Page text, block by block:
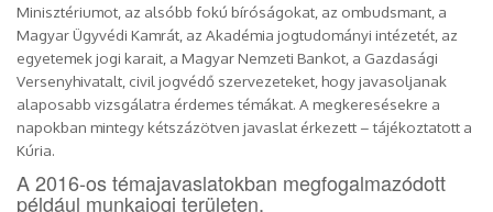
Minisztériumot, az alsóbb fokú bíróságokat, az ombudsmant, a
Magyar Ügyvédi Kamrát, az Akadémia jogtudományi intézetét, az
egyetemek jogi karait, a Magyar Nemzeti Bankot, a Gazdasági
Versenyhivatalt, civil jogvédő szervezeteket, hogy javasoljanak
alaposabb vizsgálatra érdemes témákat. A megkeresésekre a
napokban mintegy kétszázötven javaslat érkezett – tájékoztatott a
Kúria.
A 2016-os témajavaslatokban megfogalmazódott
például munkajogi területen,